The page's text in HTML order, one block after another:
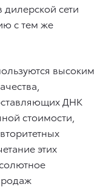
сети
с тем же
высоким
ДНК
стоимости,
этих